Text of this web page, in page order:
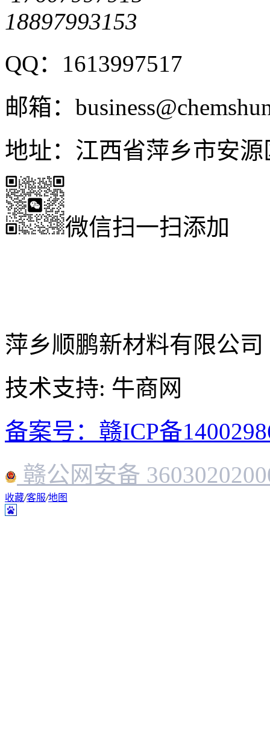
18897993153
QQ：1613997517
邮箱：
地址：江西省萍乡市安
微信扫一扫添加
萍乡顺鹏新材料有限公
技术支持: 牛商网
备案号：赣ICP备
赣公网安备
收藏/客服/地图